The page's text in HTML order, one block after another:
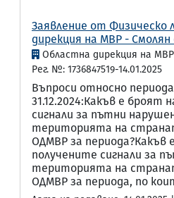
Заявление от Физическо
дирекция на МВР - Смолян
Областна дирекция на
Рег. №: 1736847519-14.01.2025
Въпроси относно периода
31.12.2024:Какъв е броят
сигнали за пътни
територията на
ОДМВР за периода?Какъв
получените сигнали за
територията на
ОДМВР за периода, по